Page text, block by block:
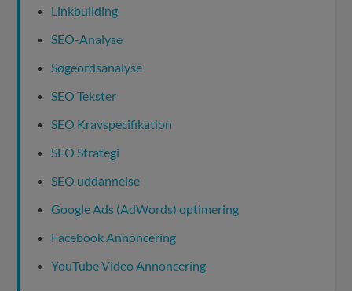
Linkbuilding
SEO-Analyse
Søgeordsanalyse
SEO Tekster
SEO Kravspecifikation
SEO Strategi
SEO uddannelse
Google Ads (AdWords) optimering
Facebook Annoncering
YouTube Video Annoncering